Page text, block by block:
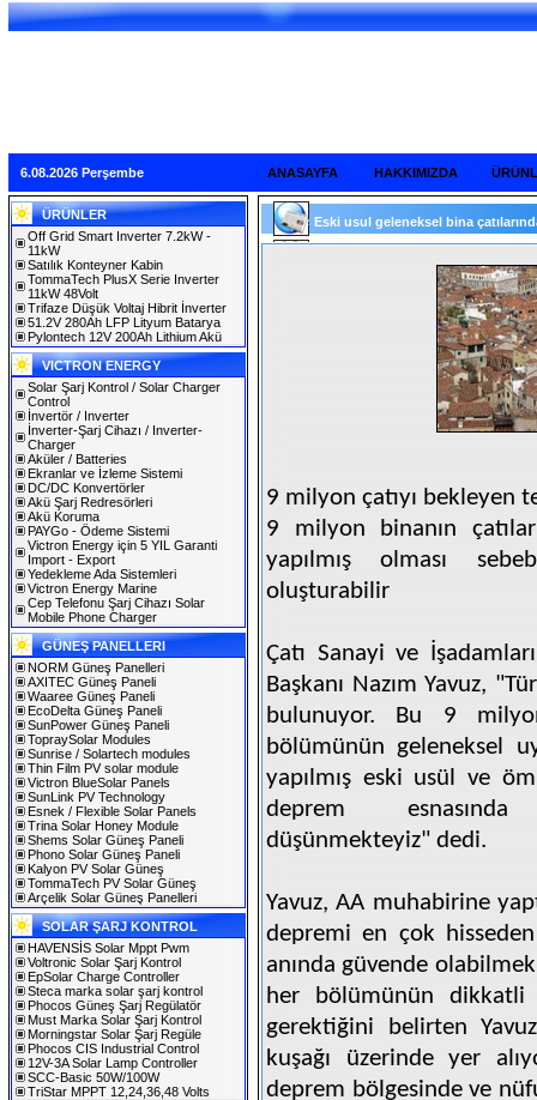
6.08.2026 Perşembe ANASAYFA HAKKIMIZDA
ÜRÜNLER
Off Grid Smart Inverter 7.2kW -
11kW
Satılık Konteyner Kabin
TommaTech PlusX Serie Inverter
11kW 48Volt
Trifaze Düşük Voltaj Hibrit İnverter
51.2V 280Ah LFP Lityum Batarya
Pylontech 12V 200Ah Lithium Akü
VICTRON ENERGY
Solar Şarj Kontrol / Solar Charger
Control
İnvertör / Inverter
İnverter-Şarj Cihazı / Inverter-
Charger
Aküler / Batteries
Ekranlar ve İzleme Sistemi
DC/DC Konvertörler
Akü Şarj Redresörleri
Akü Koruma
PAYGo - Ödeme Sistemi
Victron Energy için 5 YIL Garanti
Import - Export
Yedekleme Ada Sistemleri
Victron Energy Marine
Cep Telefonu Şarj Cihazı Solar
Mobile Phone Charger
GÜNEŞ PANELLERI
NORM Güneş Panelleri
AXITEC Güneş Paneli
Waaree Güneş Paneli
EcoDelta Güneş Paneli
SunPower Güneş Paneli
TopraySolar Modules
Sunrise / Solartech modules
Thin Film PV solar module
Victron BlueSolar Panels
SunLink PV Technology
Esnek / Flexible Solar Panels
Trina Solar Honey Module
Shems Solar Güneş Paneli
Phono Solar Güneş Paneli
Kalyon PV Solar Güneş
TommaTech PV Solar Güneş
Arçelik Solar Güneş Panelleri
SOLAR ŞARJ KONTROL
HAVENSİS Solar Mppt Pwm
Voltronic Solar Şarj Kontrol
EpSolar Charge Controller
Steca marka solar şarj kontrol
Phocos Güneş Şarj Regülatör
Must Marka Solar Şarj Kontrol
Morningstar Solar Şarj Regüle
Phocos CIS Industrial Control
12V-3A Solar Lamp Controller
SCC-Basic 50W/100W
TriStar MPPT 12,24,36,48 Volts
Eski usul geleneksel bina
9 milyon çatıyı bekleyen
9 milyon binanın
yapılmış olması
oluşturabilir
Çatı Sanayi ve
Başkanı Nazım Yavuz,
bulunuyor. Bu 9
bölümünün geleneksel
yapılmış eski usül ve
deprem
düşünmekteyiz" dedi.
Yavuz, AA muhabirine
depremi en çok
anında güvende
her bölümünün dikkatli
gerektiğini belirten
kuşağı üzerinde yer
deprem bölgesinde ve